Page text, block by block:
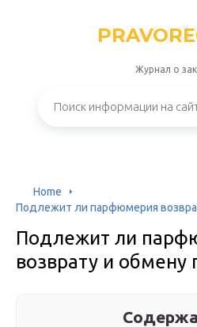
Журнал о
Home
Подлежит ли парфюмерия
Подлежит ли
возврату и обмену